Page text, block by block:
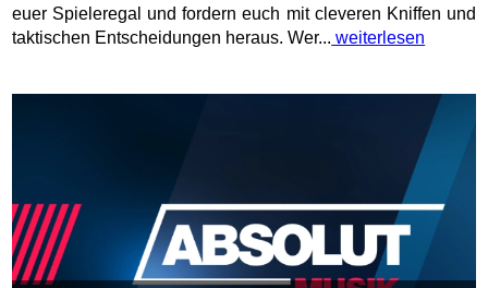
euer Spieleregal und fordern euch mit cleveren Kniffen und
taktischen Entscheidungen heraus. Wer... weiterlesen